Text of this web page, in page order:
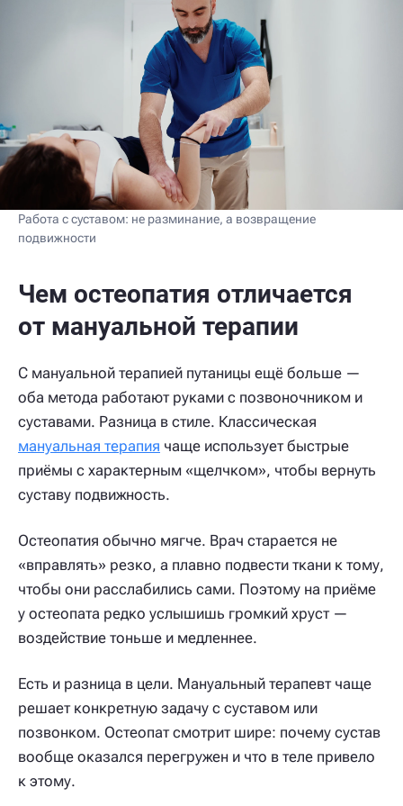
Работа с суставом: не разминание, а возвращение
подвижности
Чем остеопатия отличается
от мануальной терапии
С мануальной терапией путаницы ещё больше —
оба метода работают руками с позвоночником и
суставами. Разница в стиле. Классическая
мануальная терапия чаще использует быстрые
приёмы с характерным «щелчком», чтобы вернуть
суставу подвижность.
Остеопатия обычно мягче. Врач старается не
«вправлять» резко, а плавно подвести ткани к тому,
чтобы они расслабились сами. Поэтому на приёме
у остеопата редко услышишь громкий хруст —
воздействие тоньше и медленнее.
Есть и разница в цели. Мануальный терапевт чаще
решает конкретную задачу с суставом или
позвонком. Остеопат смотрит шире: почему сустав
вообще оказался перегружен и что в теле привело
к этому.